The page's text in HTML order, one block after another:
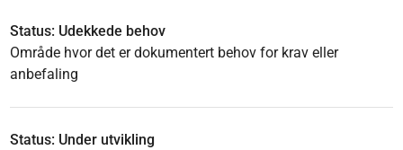
Status: Udekkede behov
Område hvor det er dokumentert behov for krav eller
anbefaling
Status: Under utvikling